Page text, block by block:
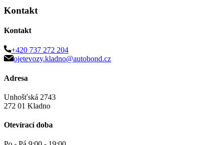
Kontakt
Kontakt
+420 737 272 204
ojetevozy.kladno@autobond.cz
Adresa
Unhošťská 2743
272 01 Kladno
Otevírací doba